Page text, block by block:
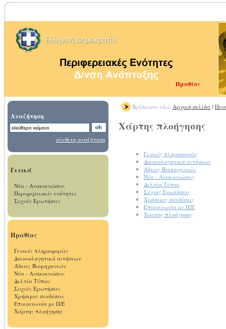
Ημαθίας
Αναζήτηση
σύνθετη αναζήτηση
Γενικά
Νέα - Ανακοινώσεις
Περιφερειακές ενότητες
Συχνές Ερωτήσεις
Ημαθίας
Γενικές πληροφορίες
Δικαιολογητικά αιτήσεων
Άδειες Βιομηχανιών
Νέα - Ανακοινώσεις
Δελτία Τύπου
Συχνές Ερωτήσεις
Χρήσιμες συνδέσεις
Επικοινωνία με Π/Ε
Χάρτης πλοήγησης
Βρίσκεστε εδώ: Αρχική σελίδα /
Χάρτης πλοήγησης
Γενικές πληροφορίες
Δικαιολογητικά αιτήσεων
Άδειες Βιομηχανιών
Νέα - Ανακοινώσεις
Δελτία Τύπου
Συχνές Ερωτήσεις
Χρήσιμες συνδέσεις
Επικοινωνία με Π/Ε
Χάρτης πλοήγησης